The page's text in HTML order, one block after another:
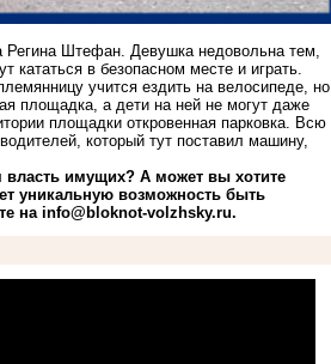
Регина Штефан. Девушка недовольна тем,
кататься в безопасном месте и играть.
учится ездить на велосипеде, но
площадка, а дети на ней не могут даже
площадки откровенная парковка. Всю
который тут поставил машину,
власть имущих? А может вы хотите
уникальную возможность быть
на info@bloknot-volzhsky.ru.